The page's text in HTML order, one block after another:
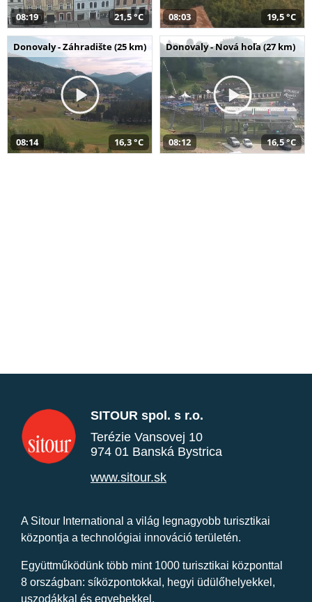
08:19 21,5 °C 08:03 19,5 °C
Donovaly - Záhradište (25 km)
08:14 16,3 °C
Donovaly - Nová hoľa (27 km)
08:12 16,5 °C
SITOUR spol. s r.o.
Terézie Vansovej 10
974 01 Banská Bystrica
www.sitour.sk
A Sitour International a világ legnagyobb turisztikai
központja a technológiai innováció területén.
Együttműködünk több mint 1000 turisztikai központtal
8 országban: síközpontokkal, hegyi üdülőhelyekkel,
uszodákkal és egyebekkel.